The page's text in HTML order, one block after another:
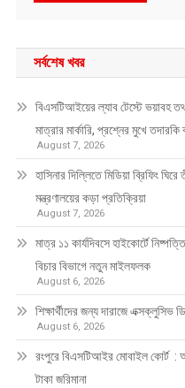
সর্বশেষ খবর
বিএসটিআইয়ের ল্যাব টেস্টে ভয়াবহ
মাত্রার মার্কারি, প্রশ্নের মুখে তদারকি
August 7, 2026
হাসিনার দিল্লিতে মিডিয়া ব্রিফিং
মন্ত্রণালয়ের কড়া প্রতিক্রিয়া
August 7, 2026
মাত্র ১১ কার্যদিবসে হাইকোর্টে
বিচার বিভাগে নতুন মাইলফলক
August 6, 2026
শিক্ষার্থীদের জন্য দারাজে এক্সক্লুসিভ
August 6, 2026
রংপুরে বিএসটিআইর মোবাইল কোর্ট :
টাকা জরিমানা